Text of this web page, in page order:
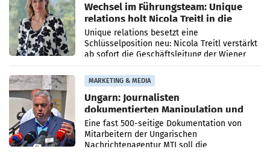
Wechsel im Führungsteam: Unique
relations holt Nicola Treitl in die
Geschäftsleitung
Unique relations besetzt eine
Schlüsselposition neu: Nicola Treitl verstärkt
ab sofort die Geschäftsleitung der Wiener
PR-Agentur an der Seite von Josef Kalina und
Anna Kalina-Mahr.
MARKETING & MEDIA
Ungarn: Journalisten
dokumentierten Manipulation und
Zensur
Eine fast 500-seitige Dokumentation von
Mitarbeitern der Ungarischen
Nachrichtenagentur MTI soll die